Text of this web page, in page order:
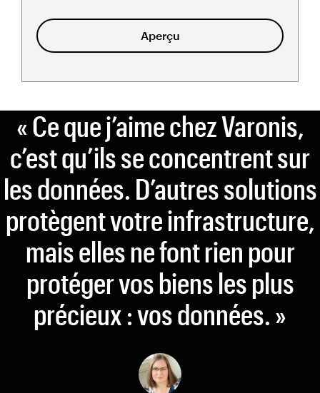
Aperçu
« Ce que j’aime chez Varonis,
c’est qu’ils se concentrent sur
les données. D’autres solutions
protègent votre infrastructure,
mais elles ne font rien pour
protéger vos biens les plus
précieux : vos données. »